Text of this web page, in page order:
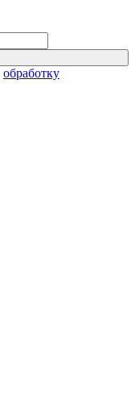
обработку